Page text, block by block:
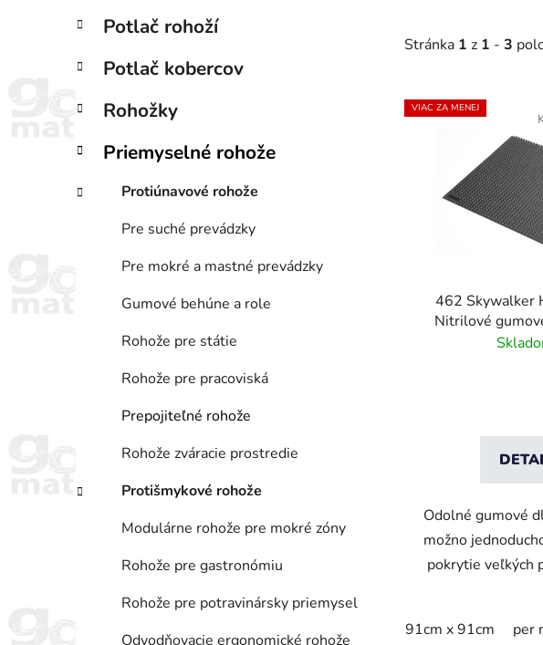
Preskočiť
kategórie
K
a
e
ó
i
Potlač rohoží
Potlač kobercov
Rohožky
Priemyselné rohože
Protiúnavové rohože
Pre suché prevádzky
Pre mokré a mastné prevádzky
Gumové behúne a role
Rohože pre státie
Rohože pre pracoviská
Prepojiteľné rohože
Rohože zváracie prostredie
Protišmykové rohože
Modulárne rohože pre mokré zóny
Rohože pre gastronómiu
Rohože pre potravinársky priemysel
Odvodňovacie ergonomické rohože
Stránka 1 z 1 - 3
V
ý
VIAC ZA MENEJ
462 Skywalker
Nitrilové
bublinovým
Odolné gumové
možno
pokrytie veľkých
91cm x 91cm per